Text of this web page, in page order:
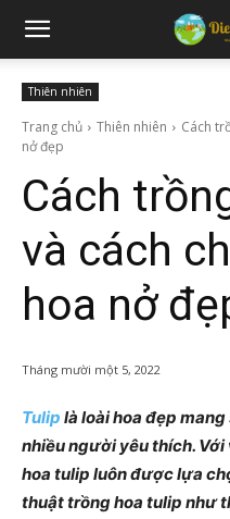
Thiên nhiên
Trang chủ Thiên nhiên
Cách
nở đẹp
Cách
và cách
hoa nở
Tháng mười một 5, 2022
Tulip là loài hoa đẹp
nhiều người yêu thích.
hoa tulip luôn được lựa
thuật trồng hoa tulip như